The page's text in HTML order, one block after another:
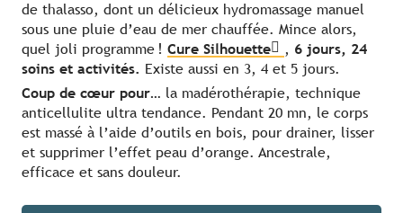
de thalasso, dont un délicieux hydromassage manuel
sous une pluie d’eau de mer chauffée. Mince alors,
quel joli programme ! Cure Silhouette , 6 jours, 24
soins et activités. Existe aussi en 3, 4 et 5 jours.
Coup de cœur pour… la madérothérapie, technique
anticellulite ultra tendance. Pendant 20 mn, le corps
est massé à l’aide d’outils en bois, pour drainer, lisser
et supprimer l’effet peau d’orange. Ancestrale,
efficace et sans douleur.